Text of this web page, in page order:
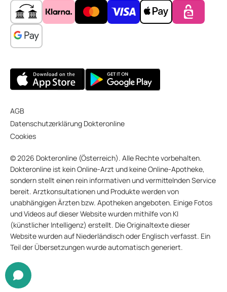
AGB
Datenschutzerklärung Dokteronline
Cookies
© 2026 Dokteronline (Österreich). Alle Rechte vorbehalten.
Dokteronline ist kein Online-Arzt und keine Online-Apotheke,
sondern stellt einen rein informativen und vermittelnden Service
bereit. Arztkonsultationen und Produkte werden von
unabhängigen Ärzten bzw. Apotheken angeboten. Einige Fotos
und Videos auf dieser Website wurden mithilfe von KI
(künstlicher Intelligenz) erstellt. Die Originaltexte dieser
Website wurden auf Niederländisch oder Englisch verfasst. Ein
Teil der Übersetzungen wurde automatisch generiert.